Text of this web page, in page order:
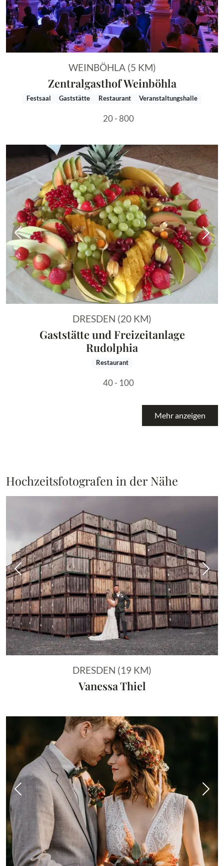
WEINBÖHLA (5 KM)
Zentralgasthof Weinböhla
Festsaal Gaststätte Restaurant Veranstaltungshalle
20 - 800
Vorheriges Bild
DRESDEN (20 KM)
Gaststätte und Freizeitanlage
Rudolphia
Restaurant
40 - 100
Mehr anzeigen
Hochzeitsfotografen in der Nähe
Vorheriges Bild
DRESDEN (19 KM)
Vanessa Thiel
Vorheriges Bild